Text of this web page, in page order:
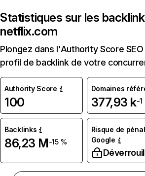
Statistiques sur les
netflix.com
Plongez dans l'Authority Score
profil de backlink de votre
Authority Score
100
Domaines
377,93 k-1
Backlinks
86,23 M-15 %
Risque de
Google